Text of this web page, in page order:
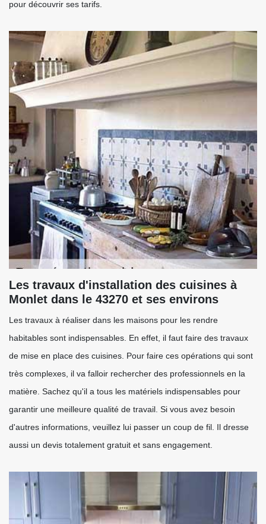
pour découvrir ses tarifs.
Les travaux d'installation des cuisines à
Monlet dans le 43270 et ses environs
Les travaux à réaliser dans les maisons pour les rendre
habitables sont indispensables. En effet, il faut faire des travaux
de mise en place des cuisines. Pour faire ces opérations qui sont
très complexes, il va falloir rechercher des professionnels en la
matière. Sachez qu'il a tous les matériels indispensables pour
garantir une meilleure qualité de travail. Si vous avez besoin
d'autres informations, veuillez lui passer un coup de fil. Il dresse
aussi un devis totalement gratuit et sans engagement.